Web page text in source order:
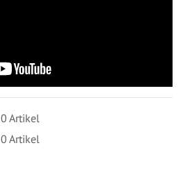
0 Artikel
0 Artikel